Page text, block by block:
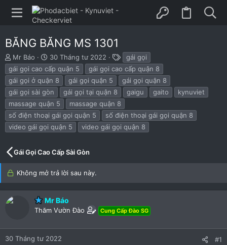
BĂNG BĂNG MS 1301
B
ắ
t
đ
ầ
u
Mr Báo
N
g
à
y
b
ắ
t
đ
ầ
30 Tháng tư 2022
h
ẻ
gái gọi
gái gọi cao cấp quận 5
gái gọi cao cấp quận 8
gái gọi ở quận 8
gái gọi quận 5
gái gọi quận 8
gái gọi sài gòn
gái gọi tại quận 8 gaigu gaito
kynuviet
massage quận 5
massage quận 8
số điện thoại gái gọi quận 5
số điện thoại gái gọi quận 8
video gái gọi quận 5
video gái gọi quận 8
Gái Gọi Cao Cấp Sài Gòn
Không mở trả lời sau này.
Mr Báo
Thăm Vườn Đào Cung Cấp Đào SG
30 Tháng tư 2022 #1